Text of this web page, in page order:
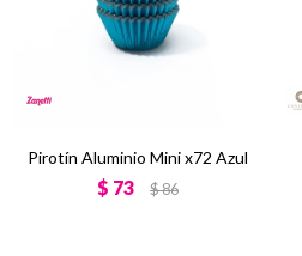
Pirotín Aluminio Mini x72 Azul
$ 73 $86